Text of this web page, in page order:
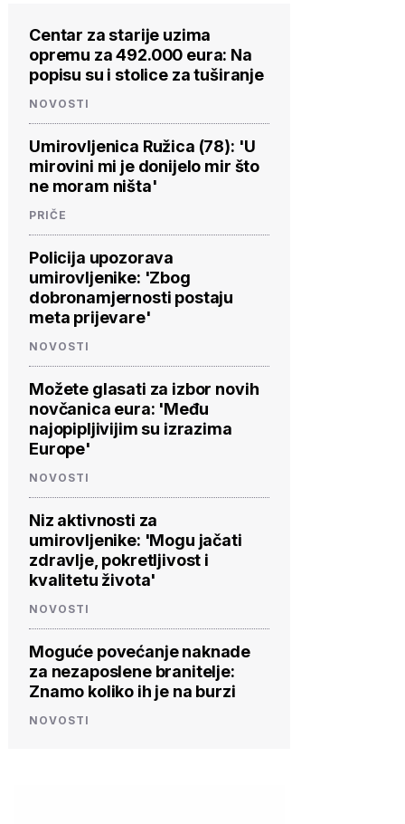
Centar za starije uzima
opremu za 492.000 eura: Na
popisu su i stolice za tuširanje
NOVOSTI
Umirovljenica Ružica (78): 'U
mirovini mi je donijelo mir što
ne moram ništa'
PRIČE
Policija upozorava
umirovljenike: 'Zbog
dobronamjernosti postaju
meta prijevare'
NOVOSTI
Možete glasati za izbor novih
novčanica eura: 'Među
najopipljivijim su izrazima
Europe'
NOVOSTI
Niz aktivnosti za
umirovljenike: 'Mogu jačati
zdravlje, pokretljivost i
kvalitetu života'
NOVOSTI
Moguće povećanje naknade
za nezaposlene branitelje:
Znamo koliko ih je na burzi
NOVOSTI